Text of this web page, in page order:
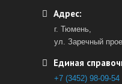
Адрес:
г. Тюмень,
ул. Заречный
Единая
+7 (3452) 98-09-54